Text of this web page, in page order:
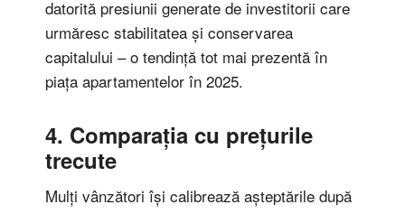
datorită presiunii generate de investitorii care
urmăresc stabilitatea și conservarea
capitalului – o tendință tot mai prezentă în
piața apartamentelor în 2025.
4. Comparația cu prețurile
trecute
Mulți vânzători își calibrează așteptările după